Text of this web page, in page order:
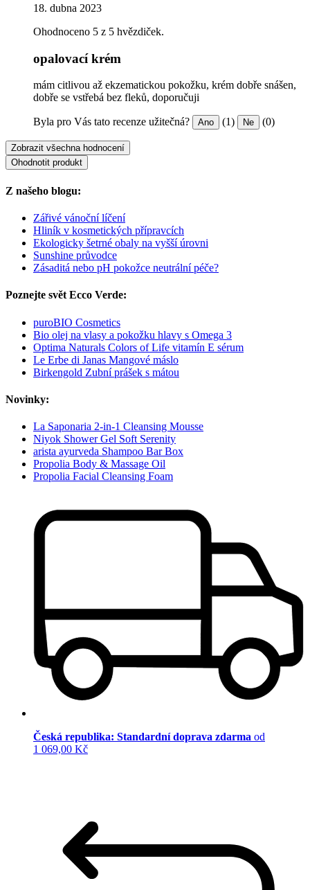
18. dubna 2023
Ohodnoceno 5 z 5 hvězdiček.
opalovací krém
mám citlivou až ekzematickou pokožku, krém dobře snášen,
dobře se vstřebá bez fleků, doporučuji
Byla pro Vás tato recenze užitečná? Ano (1) Ne (0)
Zobrazit všechna hodnocení
Ohodnotit produkt
Z našeho blogu:
Zářivé vánoční líčení
Hliník v kosmetických přípravcích
Ekologicky šetrné obaly na vyšší úrovni
Sunshine průvodce
Zásaditá nebo pH pokožce neutrální péče?
Poznejte svět Ecco Verde:
puroBIO Cosmetics
Bio olej na vlasy a pokožku hlavy s Omega 3
Optima Naturals Colors of Life vitamín E sérum
Le Erbe di Janas Mangové máslo
Birkengold Zubní prášek s mátou
Novinky:
La Saponaria 2-in-1 Cleansing Mousse
Niyok Shower Gel Soft Serenity
arista ayurveda Shampoo Bar Box
Propolia Body & Massage Oil
Propolia Facial Cleansing Foam
Česká republika: Standardní doprava zdarma od
1 069,00 Kč